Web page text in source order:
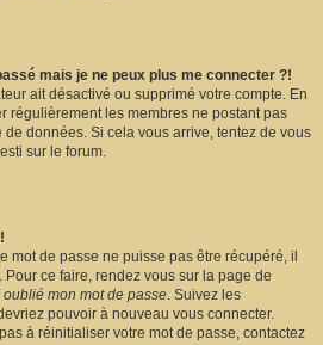
mais je ne peux plus me connecter ?!
ait désactivé ou supprimé votre compte. En
régulièrement les membres ne postant pas
données. Si cela vous arrive, tentez de vous
sur le forum.
mot de passe ne puisse pas être récupéré, il
ce faire, rendez vous sur la page de
oublié mon mot de passe. Suivez les
pouvoir à nouveau vous connecter.
à réinitialiser votre mot de passe, contactez